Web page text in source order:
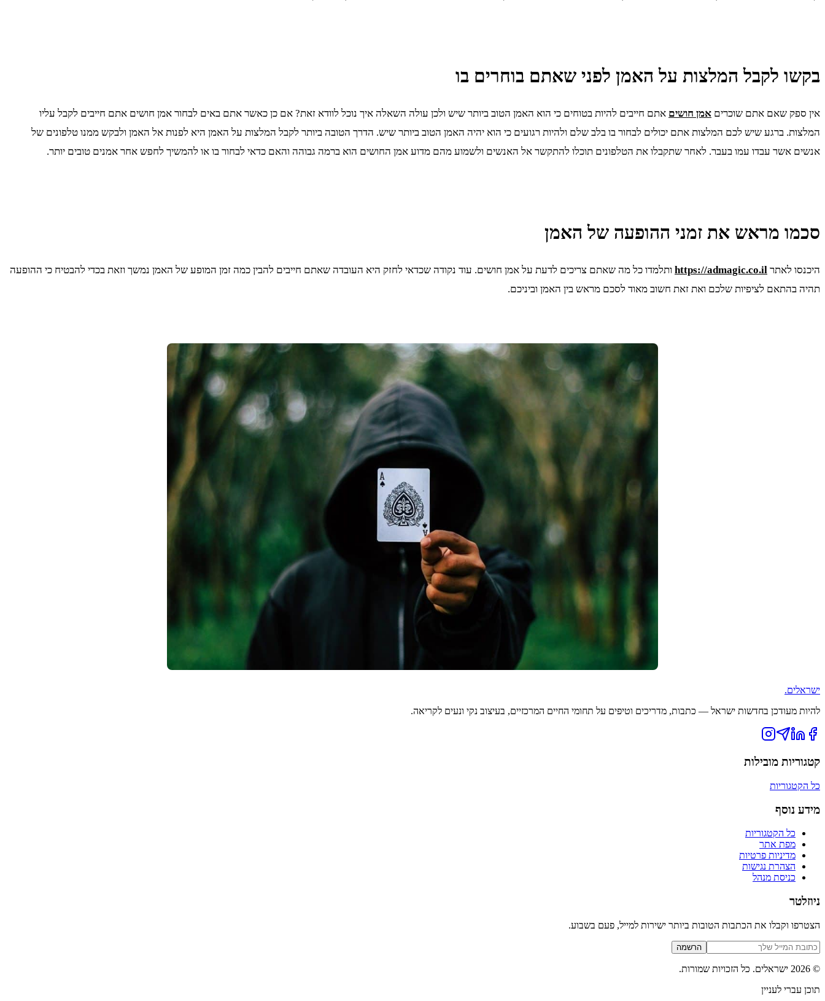
בקשו לקבל המלצות על האמן לפני שאתם בוחרים בו
אין ספק שאם אתם שוכרים אמן חושים אתם חייבים להיות בטוחים כי הוא האמן הטוב ביותר שיש ולכן עולה השאלה איך נוכל לוודא זאת? אם כן כאשר אתם באים לבחור אמן חושים אתם חייבים לקבל עליו
המלצות. ברגע שיש לכם המלצות אתם יכולים לבחור בו בלב שלם ולהיות רגועים כי הוא יהיה האמן הטוב ביותר שיש. הדרך הטובה ביותר לקבל המלצות על האמן היא לפנות אל האמן ולבקש ממנו טלפונים של
אנשים אשר עבדו עמו בעבר. לאחר שתקבלו את הטלפונים תוכלו להתקשר אל האנשים ולשמוע מהם מדוע אמן החושים הוא ברמה גבוהה והאם כדאי לבחור בו או להמשיך לחפש אחר אמנים טובים יותר.
סכמו מראש את זמני ההופעה של האמן
היכנסו לאתר https://admagic.co.il ותלמדו כל מה שאתם צריכים לדעת על אמן חושים. עוד נקודה שכדאי לחזק היא העובדה שאתם חייבים להבין כמה זמן המופע של האמן נמשך וזאת בכדי להבטיח כי ההופעה
תהיה בהתאם לציפיות שלכם ואת זאת חשוב מאוד לסכם מראש בין האמן וביניכם.
ישראלים.
להיות מעודכן בחדשות ישראל — כתבות, מדריכים וטיפים על תחומי החיים המרכזיים, בעיצוב נקי ונעים לקריאה.
קטגוריות מובילות
כל הקטגוריות
מידע נוסף
כל הקטגוריות
מפת אתר
מדיניות פרטיות
הצהרת נגישות
כניסת מנהל
ניוזלטר
הצטרפו וקבלו את הכתבות הטובות ביותר ישירות למייל, פעם בשבוע.
הרשמה
©
2026 ישראלים. כל הזכויות שמורות.
תוכן עברי לעניין